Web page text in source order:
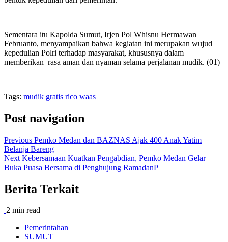
Sementara itu Kapolda Sumut, Irjen Pol Whisnu Hermawan
Februanto, menyampaikan bahwa kegiatan ini merupakan wujud
kepedulian Polri terhadap masyarakat, khususnya dalam
memberikan rasa aman dan nyaman selama perjalanan mudik. (01)
Tags: mudik gratis rico waas
Post navigation
Previous Pemko Medan dan BAZNAS Ajak 400 Anak Yatim
Belanja Bareng
Next Kebersamaan Kuatkan Pengabdian, Pemko Medan Gelar
Buka Puasa Bersama di Penghujung RamadanP
Berita Terkait
2 min read
Pemerintahan
SUMUT